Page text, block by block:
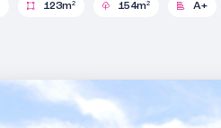
123m² 154m² A+